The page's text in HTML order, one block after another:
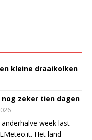
kleine draaikolken
zeker tien dagen
week last
Het land